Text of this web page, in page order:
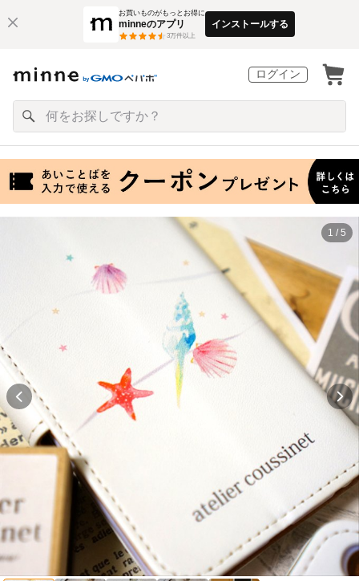
お買いものがもっとお得に
minneのアプリ
3万件以上
インストールする
ログイン
1 / 5